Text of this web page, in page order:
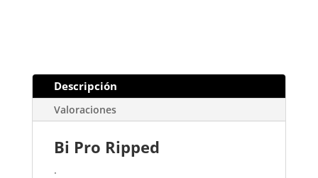
Descripción
Valoraciones
Bi Pro Ripped
.